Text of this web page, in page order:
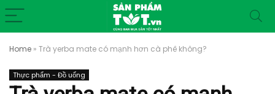
Home » Trà yerba mate có mạnh hơn cà phê không?
Thực phẩm - Đồ uống